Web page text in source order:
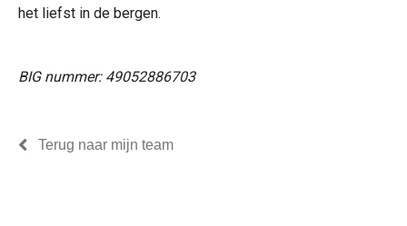
het liefst in de bergen.
BIG nummer: 49052886703
Terug naar mijn team